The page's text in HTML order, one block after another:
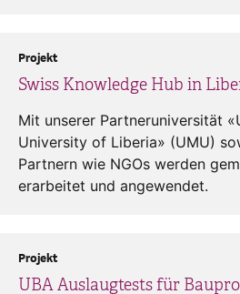
Swiss Knowledge Hub in
Projekt
Mit unserer Partneruniversität
University of Liberia» (UMU)
Partnern wie NGOs werden
erarbeitet und angewendet.
UBA Auslaugtests für
Projekt